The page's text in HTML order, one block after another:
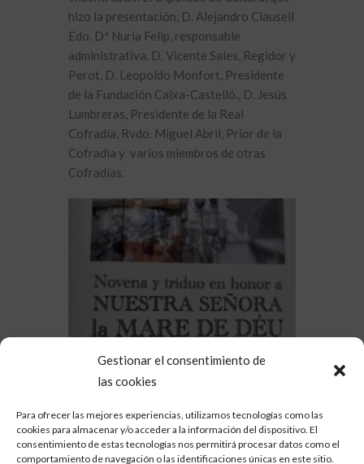
Gestionar el consentimiento de
las cookies
Para ofrecer las mejores experiencias, utilizamos tecnologías como las
cookies para almacenar y/o acceder a la información del dispositivo. El
consentimiento de estas tecnologías nos permitirá procesar datos como el
comportamiento de navegación o las identificaciones únicas en este sitio.
hizo la presentación, D. Alejandro Clausell
Edo. Dª Nuria Felip, responsable
administrativa. D. Vicente Sales, Regidor y
Perot, D. Leopoldo Monfort, Presidente
de la Fundación Caixa-Castelló., D. Jesús
Lumbreras, Presidente de la Real
Cofradía, Rvdo. Miguel Abril, Prior de la
Cofradia y varios miembros de otras
Cofradías.